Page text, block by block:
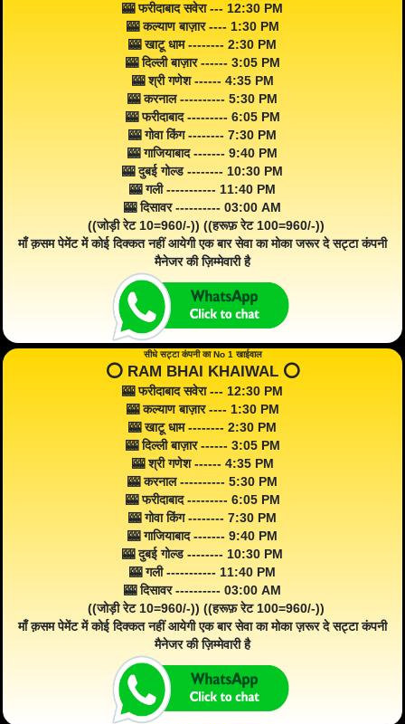
🎰 फरीदाबाद सवेरा --- 12:30 PM
🎰 कल्याण बाज़ार ---- 1:30 PM
🎰 खाटू धाम -------- 2:30 PM
🎰 दिल्ली बाज़ार ------ 3:05 PM
🎰 श्री गणेश ------ 4:35 PM
🎰 करनाल ---------- 5:30 PM
🎰 फरीदाबाद --------- 6:05 PM
🎰 गोवा किंग -------- 7:30 PM
🎰 गाजियाबाद ------- 9:40 PM
🎰 दुबई गोल्ड -------- 10:30 PM
🎰 गली ----------- 11:40 PM
🎰 दिसावर ---------- 03:00 AM
((जोड़ी रेट 10=960/-)) ((हरूफ़ रेट 100=960/-))
माँ क़सम पेमेंट में कोई दिक्कत नहीं आयेगी एक बार सेवा का मोका जरूर दे सट्टा कंपनी
मैनेजर की ज़िम्मेवारी है
सीधे सट्टा कंपनी का No 1 खाईवाल
⭕️ RAM BHAI KHAIWAL ⭕️
🎰 फरीदाबाद सवेरा --- 12:30 PM
🎰 कल्याण बाज़ार ---- 1:30 PM
🎰 खाटू धाम -------- 2:30 PM
🎰 दिल्ली बाज़ार ------ 3:05 PM
🎰 श्री गणेश ------ 4:35 PM
🎰 करनाल ---------- 5:30 PM
🎰 फरीदाबाद --------- 6:05 PM
🎰 गोवा किंग -------- 7:30 PM
🎰 गाजियाबाद ------- 9:40 PM
🎰 दुबई गोल्ड -------- 10:30 PM
🎰 गली ----------- 11:40 PM
🎰 दिसावर ---------- 03:00 AM
((जोड़ी रेट 10=960/-)) ((हरूफ़ रेट 100=960/-))
माँ क़सम पेमेंट में कोई दिक्कत नहीं आयेगी एक बार सेवा का मोका ज़रूर दे सट्टा कंपनी
मैनेजर की ज़िम्मेवारी है